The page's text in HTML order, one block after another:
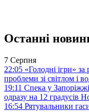
Останні
7 Серпня
22:05 «Голодні ігри»
проблеми зі світлом і
19:11 Спека у
одразу на 12 градусів
16:54 Рятувальники